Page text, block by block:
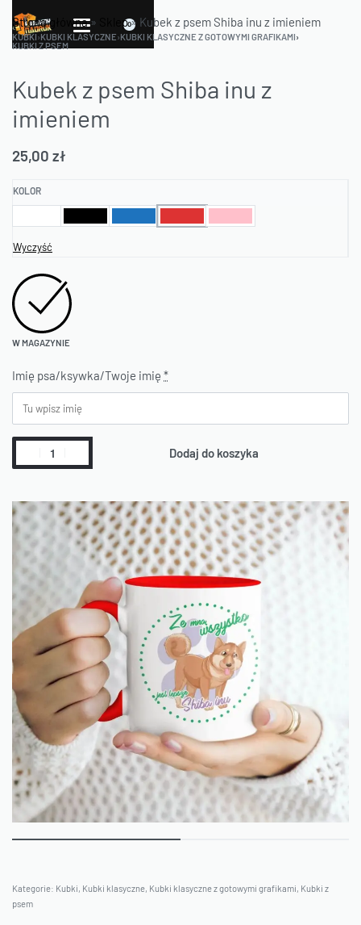
0
Strona główna» Sklep» Kubek z psem Shiba inu z imieniem
KUBKI›KUBKI KLASYCZNE›KUBKI KLASYCZNE Z GOTOWYMI GRAFIKAMI›
KUBKI Z PSEM
Kubek z psem Shiba inu z
imieniem
25,00 zł
KOLOR
Wyczyść
W MAGAZYNIE
Imię psa/ksywka/Twoje imię *
Dodaj do koszyka
Kategorie: Kubki Kubki klasyczne Kubki klasyczne z gotowymi grafikami Kubki z
psem